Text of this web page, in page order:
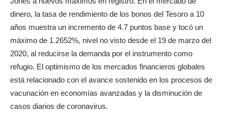
dinero, la tasa de rendimiento de los bonos del Tesoro a 10
años muestra un incremento de 4.7 puntos base y tocó un
máximo de 1.2652%, nivel no visto desde el 19 de marzo del
2020, al reducirse la demanda por el instrumento como
refugio. El optimismo de los mercados financieros globales
está relacionado con el avance sostenido en los procesos de
vacunación en economías avanzadas y la disminución de
casos diarios de coronavirus.